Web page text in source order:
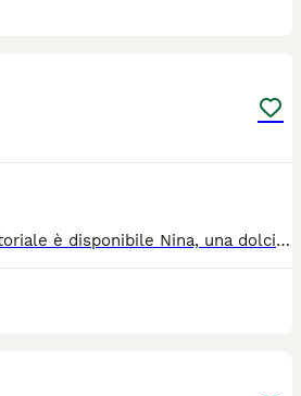
Presso il mio allevamento amatoriale è disponibile Nina, una dolcissima gattina siberiana! Nina è disponibile da subito poiché ha già compiuto i tre mesi di vita. Verrà ceduta con: -Pedigree ENFI -Doppia vaccinazione e sverminazione -certificato di buona salute -kit di benvenuto La gattina è ben socializzata, cresciuta in casa, abituata all’utilizzo di lettiera e tiragraffi. Nina NON È IN REGALO. Per qualsiasi informazione non esitare a contattarmi al numero 3407813473. Se ti fa piacere, puoi seguirmi su instagram per vedere foto e aggiornamenti:@tyumen_cats